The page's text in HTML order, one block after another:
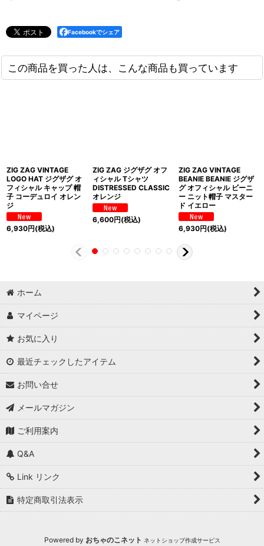
Facebookでシェア
この商品を買った人は、こんな商品も買っています
ZIG ZAG VINTAGE
LOGO HAT ジグザグ オ
フィシャル キャップ 帽
子 コーデュロイ オレン
ジ
6,930円(税込)
ZIG ZAG ジグザグ オフ
ィシャル Tシャツ
DISTRESSED CLASSIC
オレンジ
6,600円(税込)
ZIG ZAG VINTAGE
BEANIE BEANIE ジグザ
グ オフィシャル ビーニ
ー ニット帽子 マスター
ド イエロー
6,930円(税込)
ホーム
マイページ
お気に入り
最近チェックしたアイテム
お問い合せ
メールマガジン
ご利用案内
Q&A
Link リンク
特定商取引法表示
Powered by おちゃのこネット ネットショップ作成サービス